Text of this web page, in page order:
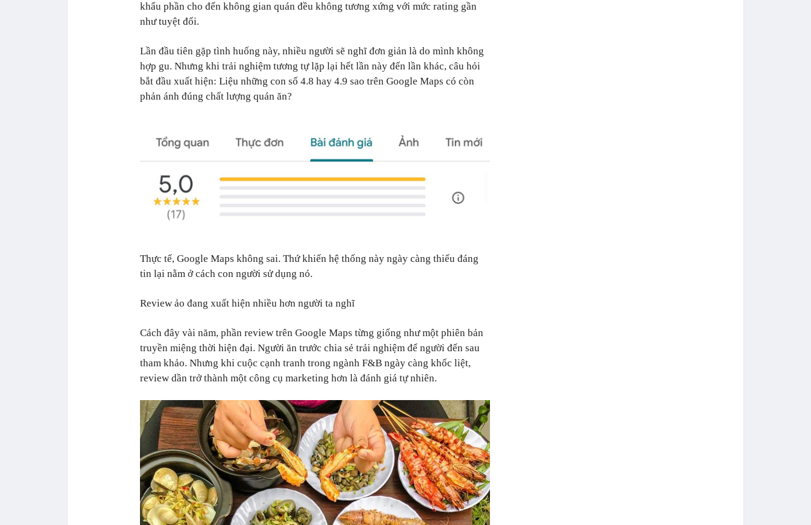
khẩu phần cho đến không gian quán đều không tương xứng với mức rating gần
như tuyệt đối.
Lần đầu tiên gặp tình huống này, nhiều người sẽ nghĩ đơn giản là do mình không
hợp gu. Nhưng khi trải nghiệm tương tự lặp lại hết lần này đến lần khác, câu hỏi
bắt đầu xuất hiện: Liệu những con số 4.8 hay 4.9 sao trên Google Maps có còn
phản ánh đúng chất lượng quán ăn?
Thực tế, Google Maps không sai. Thứ khiến hệ thống này ngày càng thiếu đáng
tin lại nằm ở cách con người sử dụng nó.
Review ảo đang xuất hiện nhiều hơn người ta nghĩ
Cách đây vài năm, phần review trên Google Maps từng giống như một phiên bản
truyền miệng thời hiện đại. Người ăn trước chia sẻ trải nghiệm để người đến sau
tham khảo. Nhưng khi cuộc cạnh tranh trong ngành F&B ngày càng khốc liệt,
review dần trở thành một công cụ marketing hơn là đánh giá tự nhiên.